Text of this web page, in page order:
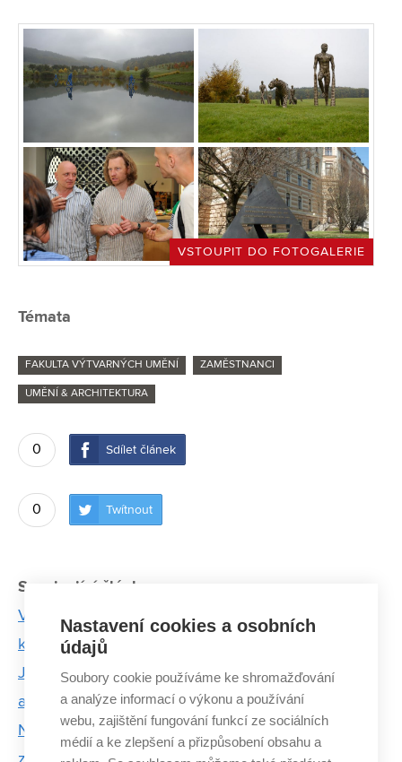
VSTOUPIT DO FOTOGALERIE
Témata
FAKULTA VÝTVARNÝCH UMĚNÍ ZAMĚSTNANCI
UMĚNÍ & ARCHITEKTURA
0 Sdílet článek
0 Twítnout
Související články:
Vetřelci a volavky získali další cenu. Tentokrát na
knižním veletrhu v Lipsku
Je to dobrý pocit, sednout si na vlastní lavičku, říká
autor šlapanického mobiliáře
Na rodinu Bauerů i architekta Loose rodné Brno
Nastavení cookies a osobních
údajů
Soubory cookie používáme ke shromažďování
a analýze informací o výkonu a používání
webu, zajištění fungování funkcí ze sociálních
médií a ke zlepšení a přizpůsobení obsahu a